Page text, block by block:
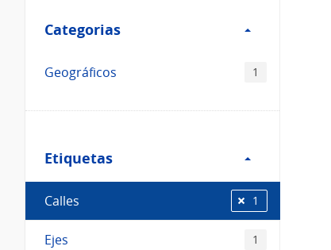
Categorias
Categorias
Geográficos 1
Etiquetas
Etiquetas
Calles 1
Ejes 1